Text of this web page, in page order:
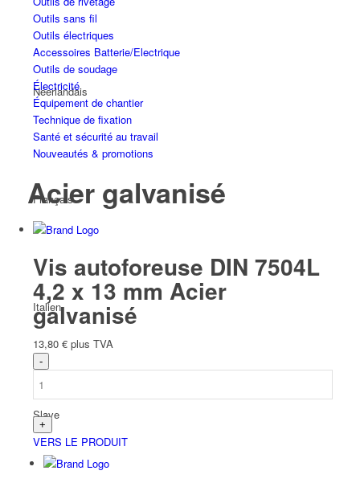
Néerlandais
Français
Italien
Slave
Outils sans fil
Outils électriques
Accessoires Batterie/Electrique
Outils de soudage
Électricité
Équipement de chantier
Technique de fixation
Santé et sécurité au travail
Nouveautés & promotions
Acier galvanisé
Vis autoforeuse DIN 7504L
4,2 x 13 mm Acier
galvanisé
13,80 € plus TVA
VERS LE PRODUIT